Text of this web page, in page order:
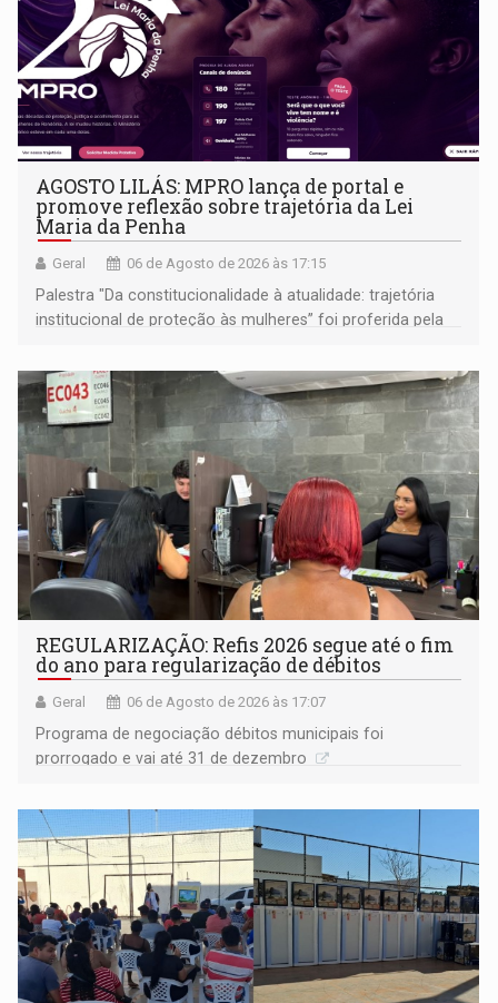
AGOSTO LILÁS: MPRO lança de portal e
promove reflexão sobre trajetória da Lei
Maria da Penha
Geral 06 de Agosto de 2026 às 17:15
Palestra "Da constitucionalidade à atualidade: trajetória
institucional de proteção às mulheres” foi proferida pela
Goiás
REGULARIZAÇÃO: Refis 2026 segue até o fim
do ano para regularização de débitos
Geral 06 de Agosto de 2026 às 17:07
Programa de negociação débitos municipais foi
prorrogado e vai até 31 de dezembro